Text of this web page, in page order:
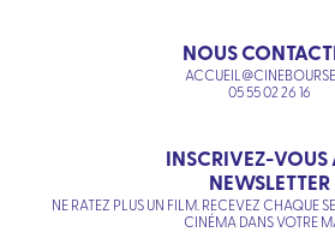
NOUS
05 55 02 26 16
INSCRIVEZ-VOUS
NEWSLETTER
NE RATEZ PLUS UN FILM. RECEVEZ CHAQUE
CINÉMA DANS VOTRE